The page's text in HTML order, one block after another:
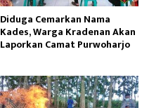
Diduga Cemarkan Nama
Kades, Warga Kradenan Akan
Laporkan Camat Purwoharjo